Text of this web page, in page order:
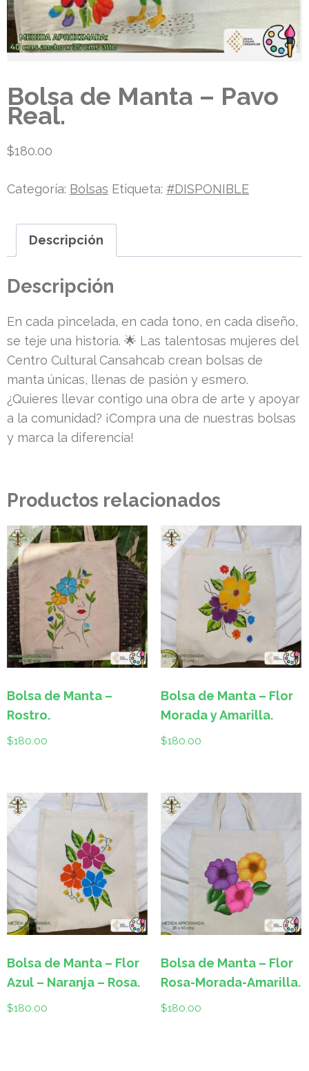
Bolsa de Manta – Pavo
Real.
$180.00
Categoría: Bolsas Etiqueta: #DISPONIBLE
Descripción
Descripción
En cada pincelada, en cada tono, en cada diseño,
se teje una historia. 🌟 Las talentosas mujeres del
Centro Cultural Cansahcab crean bolsas de
manta únicas, llenas de pasión y esmero.
¿Quieres llevar contigo una obra de arte y apoyar
a la comunidad? ¡Compra una de nuestras bolsas
y marca la diferencia!
Productos relacionados
Bolsa de Manta –
Rostro.
$180.00
Bolsa de Manta – Flor
Morada y Amarilla.
$180.00
Bolsa de Manta – Flor
Azul – Naranja – Rosa.
$180.00
Bolsa de Manta – Flor
Rosa-Morada-Amarilla.
$180.00